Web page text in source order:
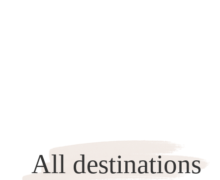
All destinations